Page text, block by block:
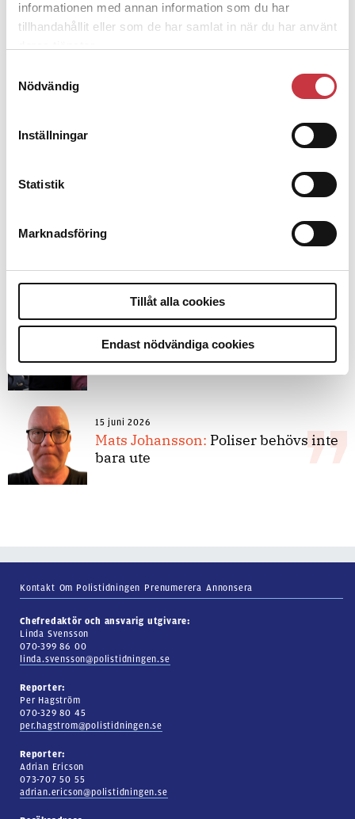
informationen med annan information som du har
tillhandahållit eller som de har samlat in när du har använt
Nödvändig
Inställningar
Statistik
Marknadsföring
Tillåt alla cookies
Endast nödvändiga cookies
Debatt
8 juli 2026
Det är inte evidenskrav som
bakbinder polisen
7 juli 2026
Debatt:Med för höga krav på evidens
kan polisen inte göra något alls
15 juni 2026
Mats Johansson: Poliser behövs inte
bara ute
Kontakt Om Polistidningen Prenumerera Annonsera
Chefredaktör och ansvarig utgivare:
Linda Svensson
070-399 86 00
linda.svensson@polistidningen.se
Reporter:
Per Hagström
070-329 80 45
per.hagstrom@polistidningen.se
Reporter:
Adrian Ericson
073-707 50 55
adrian.ericson@polistidningen.se